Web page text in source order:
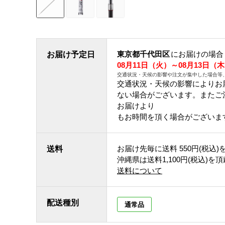
お届け予定日 東京都千代田区にお届けの場合
08月11日（火）～08月13日（
交通状況・天候の影響や注文が集中した場合
交通状況・天候の影響により
ない場合がございます。 また
お届けより
もお時間を頂く場合がござい
送料 お届け先毎に送料 550円(税込)
沖縄県は送料1,100円(税込)を
送料について
配送種別 通常品